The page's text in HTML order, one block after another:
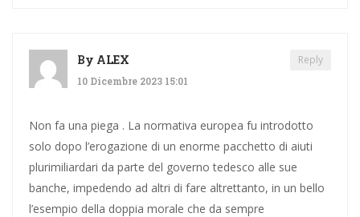
By ALEX
10 Dicembre 2023 15:01
Reply
Non fa una piega . La normativa europea fu introdotto
solo dopo l’erogazione di un enorme pacchetto di aiuti
plurimiliardari da parte del governo tedesco alle sue
banche, impedendo ad altri di fare altrettanto, in un bello
l’esempio della doppia morale che da sempre